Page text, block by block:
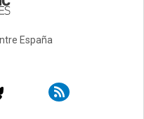
España